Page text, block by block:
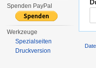
Spenden PayPal
Werkzeuge
Spezialseiten
Druckversion